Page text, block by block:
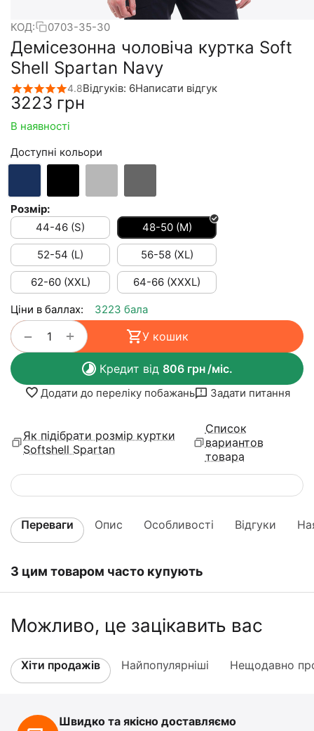
КОД: 0703-35-30
Демісезонна чоловіча куртка Soft
Shell Spartan Navy
4.8Відгуків: 6Написати відгук
‍3223‍ грн
В наявності
Доступні кольори
Розмір:
44-46 (S)
48-50 (M)
52-54 (L) 56-58 (XL)
62-60 (XXL) 64-66 (XXXL)
Ціни в баллах: 3223 бала
+
− У кошик
Кредит від 806грн/міс.
Додати до переліку побажань Задати питання
Як підібрати розмір куртки
Softshell Spartan
Список
вариантов
товара
Переваги Опис Особливості Відгуки
З цим товаром часто купують
Можливо, це зацікавить вас
Хіти продажів Найпопулярніші Нещодавно
Швидко та якісно доставляємо